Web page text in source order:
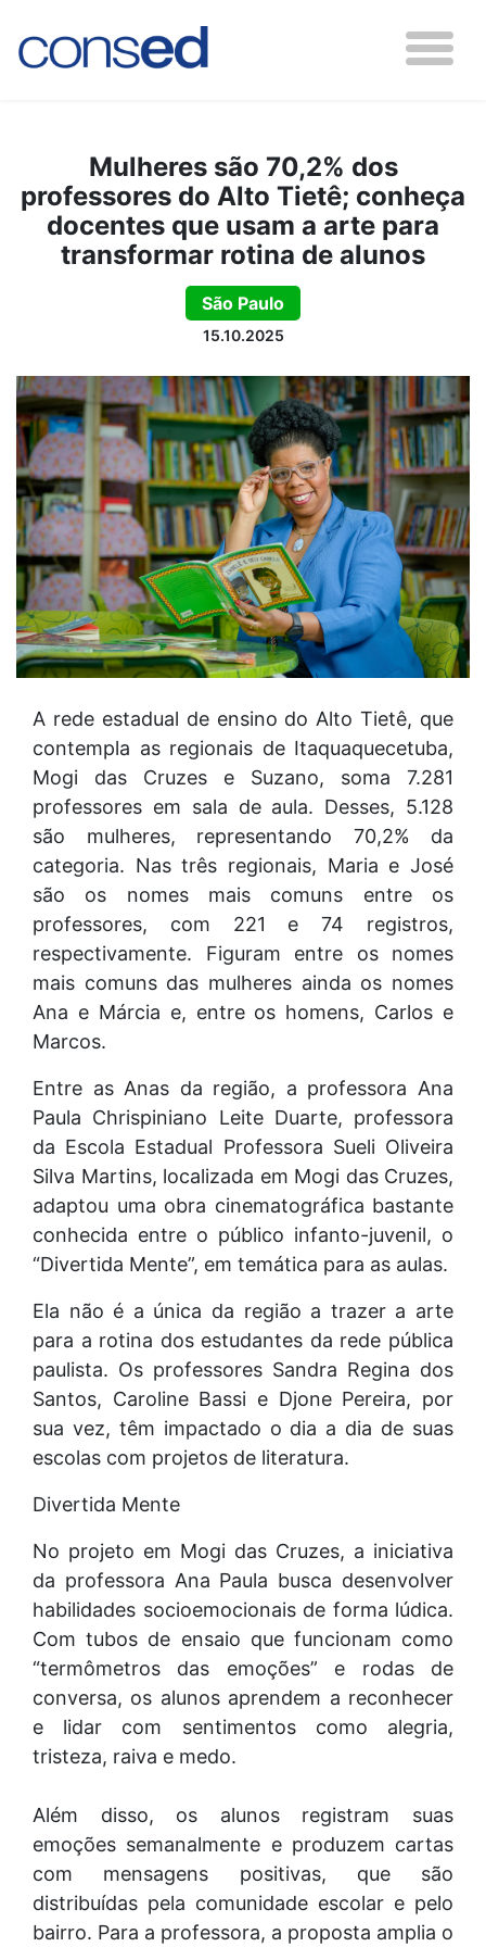
Mulheres são 70,2% dos
professores do Alto Tietê; conheça
docentes que usam a arte para
transformar rotina de alunos
São Paulo
15.10.2025
A rede estadual de ensino do Alto Tietê, que
contempla as regionais de Itaquaquecetuba,
Mogi das Cruzes e Suzano, soma 7.281
professores em sala de aula. Desses, 5.128
são mulheres, representando 70,2% da
categoria. Nas três regionais, Maria e José
são os nomes mais comuns entre os
professores, com 221 e 74 registros,
respectivamente. Figuram entre os nomes
mais comuns das mulheres ainda os nomes
Ana e Márcia e, entre os homens, Carlos e
Marcos.
Entre as Anas da região, a professora Ana
Paula Chrispiniano Leite Duarte, professora
da Escola Estadual Professora Sueli Oliveira
Silva Martins, localizada em Mogi das Cruzes,
adaptou uma obra cinematográfica bastante
conhecida entre o público infanto-juvenil, o
“Divertida Mente”, em temática para as aulas.
Ela não é a única da região a trazer a arte
para a rotina dos estudantes da rede pública
paulista. Os professores Sandra Regina dos
Santos, Caroline Bassi e Djone Pereira, por
sua vez, têm impactado o dia a dia de suas
escolas com projetos de literatura.
Divertida Mente
No projeto em Mogi das Cruzes, a iniciativa
da professora Ana Paula busca desenvolver
habilidades socioemocionais de forma lúdica.
Com tubos de ensaio que funcionam como
“termômetros das emoções” e rodas de
conversa, os alunos aprendem a reconhecer
e lidar com sentimentos como alegria,
tristeza, raiva e medo.
Além disso, os alunos registram suas
emoções semanalmente e produzem cartas
com mensagens positivas, que são
distribuídas pela comunidade escolar e pelo
bairro. Para a professora, a proposta amplia o